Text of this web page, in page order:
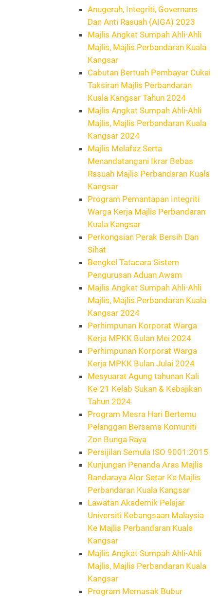
Anugerah, Integriti, Governans
Dan Anti Rasuah (AIGA) 2023
Majlis Angkat Sumpah Ahli-Ahli
Majlis, Majlis Perbandaran Kuala
Kangsar
Cabutan Bertuah Pembayar Cukai
Taksiran Majlis Perbandaran
Kuala Kangsar Tahun 2024
Majlis Angkat Sumpah Ahli-Ahli
Majlis, Majlis Perbandaran Kuala
Kangsar 2024
Majlis Melafaz Serta
Menandatangani Ikrar Bebas
Rasuah Majlis Perbandaran Kuala
Kangsar
Program Pemantapan Integriti
Warga Kerja Majlis Perbandaran
Kuala Kangsar
Perkongsian Perak Bersih Dan
Sihat
Bengkel Tatacara Sistem
Pengurusan Aduan Awam
Majlis Angkat Sumpah Ahli-Ahli
Majlis, Majlis Perbandaran Kuala
Kangsar 2024
Perhimpunan Korporat Warga
Kerja MPKK Bulan Mei 2024
Perhimpunan Korporat Warga
Kerja MPKK Bulan Julai 2024
Mesyuarat Agung tahunan Kali
Ke-21 Kelab Sukan & Kebajikan
Tahun 2024
Program Mesra Hari Bertemu
Pelanggan Bersama Komuniti
Zon Bunga Raya
Persijilan Semula ISO 9001:2015
Kunjungan Penanda Aras Majlis
Bandaraya Alor Setar Ke Majlis
Perbandaran Kuala Kangsar
Lawatan Akademik Pelajar
Universiti Kebangsaan Malaysia
Ke Majlis Perbandaran Kuala
Kangsar
Majlis Angkat Sumpah Ahli-Ahli
Majlis, Majlis Perbandaran Kuala
Kangsar
Program Memasak Bubur